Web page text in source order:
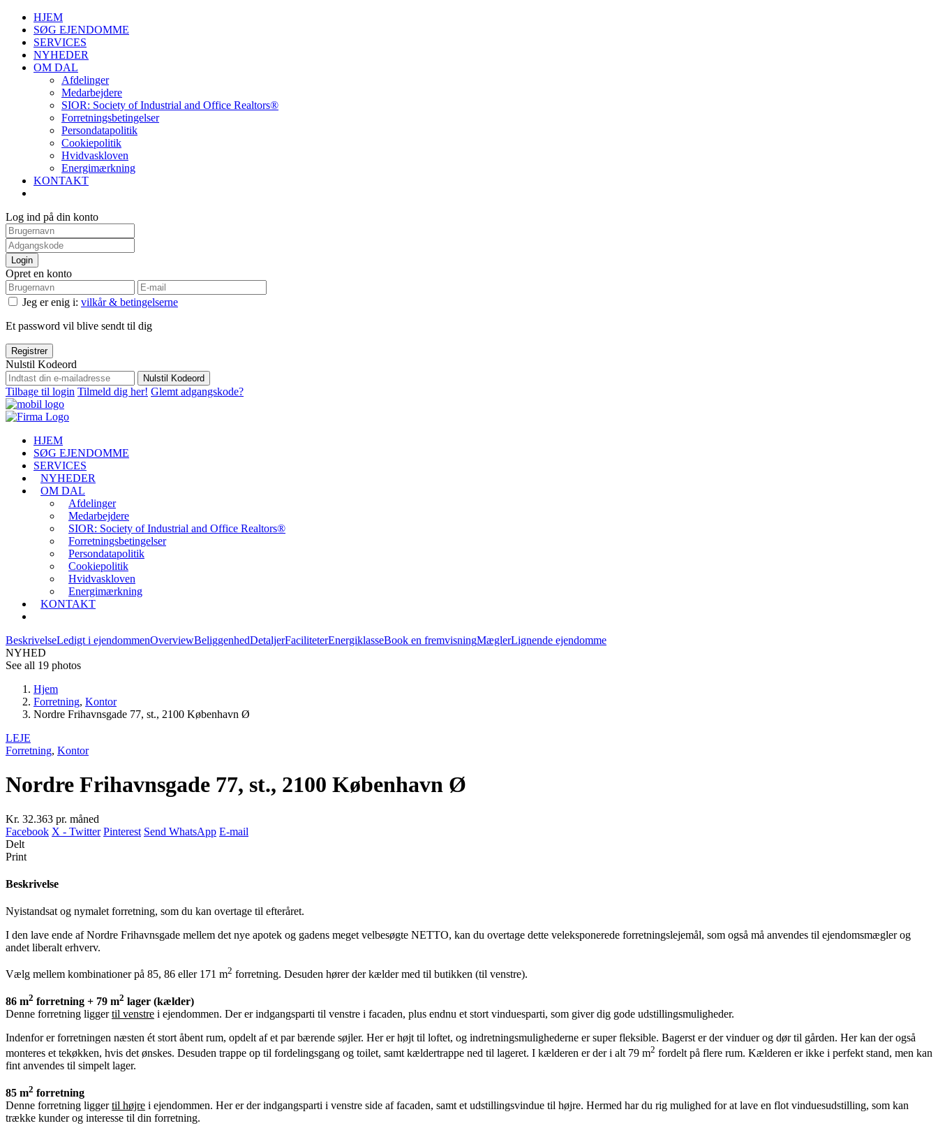
HJEM
SØG EJENDOMME
SERVICES
NYHEDER
OM DAL
Afdelinger
Medarbejdere
SIOR: Society of Industrial and Office Realtors®
Forretningsbetingelser
Persondatapolitik
Cookiepolitik
Hvidvaskloven
Energimærkning
KONTAKT
Log ind på din konto
Login
Opret en konto
Jeg er enig i: vilkår & betingelserne
Et password vil blive sendt til dig
Registrer
Nulstil Kodeord
Nulstil Kodeord
Tilbage til login Tilmeld dig her! Glemt adgangskode?
HJEM
SØG EJENDOMME
SERVICES
NYHEDER
OM DAL
Afdelinger
Medarbejdere
SIOR: Society of Industrial and Office Realtors®
Forretningsbetingelser
Persondatapolitik
Cookiepolitik
Hvidvaskloven
Energimærkning
KONTAKT
BeskrivelseLedigt i ejendommenOverviewBeliggenhedDetaljerFaciliteterEnergiklasseBook en fremvisningMæglerLignende ejendomme
NYHED
See all 19 photos
Hjem
Forretning, Kontor
Nordre Frihavnsgade 77, st., 2100 København Ø
LEJE
Forretning, Kontor
Nordre Frihavnsgade 77, st., 2100 København Ø
Kr. 32.363 pr. måned
Facebook X - Twitter Pinterest Send WhatsApp E-mail
Delt
Print
Beskrivelse
Nyistandsat og nymalet forretning, som du kan overtage til efteråret.
I den lave ende af Nordre Frihavnsgade mellem det nye apotek og gadens meget velbesøgte NETTO, kan du overtage dette veleksponerede forretningslejemål, som også må anvendes til ejendomsmægler og
andet liberalt erhverv.
Vælg mellem kombinationer på 85, 86 eller 171 m2 forretning. Desuden hører der kælder med til butikken (til venstre).
86 m2 forretning + 79 m2 lager (kælder)
Denne forretning liggertil venstre i ejendommen. Der er indgangsparti til venstre i facaden, plus endnu et stort vinduesparti, som giver dig gode udstillingsmuligheder.
Indenfor er forretningen næsten ét stort åbent rum, opdelt af et par bærende søjler. Her er højt til loftet, og indretningsmulighederne er super fleksible. Bagerst er der vinduer og dør til gården. Her kan der også
monteres et tekøkken, hvis det ønskes. Desuden trappe op til fordelingsgang og toilet, samt kældertrappe ned til lageret. I kælderen er der i alt 79 m2 fordelt på flere rum. Kælderen er ikke i perfekt stand, men kan
fint anvendes til simpelt lager.
85 m2 forretning
Denne forretning liggertil højre i ejendommen. Her er der indgangsparti i venstre side af facaden, samt et udstillingsvindue til højre. Hermed har du rig mulighed for at lave en flot vinduesudstilling, som kan
trække kunder og interesse til din forretning.